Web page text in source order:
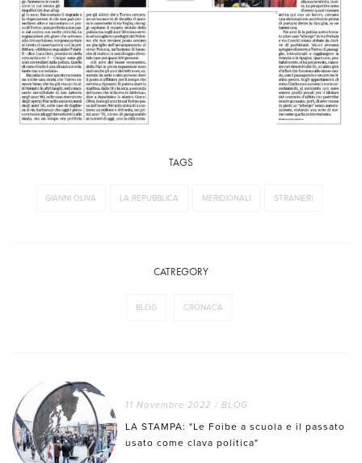
TAGS
GIANNI OLIVA LA REPUBBLICA MERIDIONALI STRANIERI
CATREGORY
BLOG CRONACA
11 Novembre 2022 / BLOG
LA STAMPA: "Le Foibe a scuola e il passato
usato come clava politica"